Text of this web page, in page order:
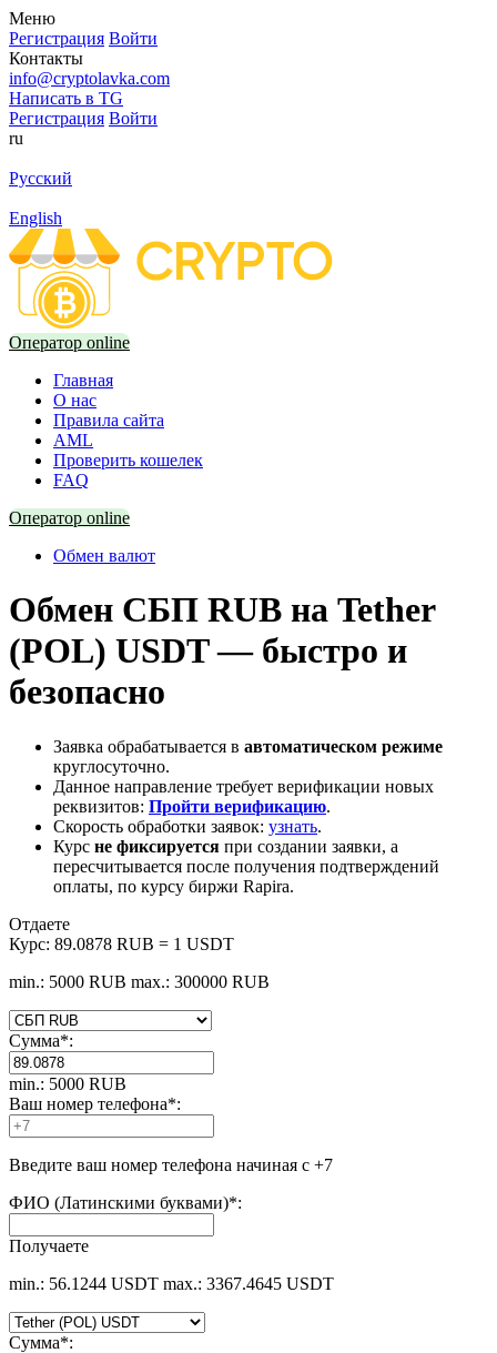
Меню
Регистрация Войти
Контакты
info@cryptolavka.com
Написать в TG
Регистрация Войти
ru
Русский
English
Оператор online
Главная
О нас
Правила сайта
AML
Проверить кошелек
FAQ
Оператор online
Обмен валют
Обмен СБП RUB на Tether
(POL) USDT — быстро и
безопасно
Заявка обрабатывается в автоматическом режиме
круглосуточно.
Данное направление требует верификации новых
реквизитов: Пройти верификацию.
Скорость обработки заявок: узнать.
Курс не фиксируется при создании заявки, а
пересчитывается после получения подтверждений
оплаты, по курсу биржи Rapira.
Отдаете
Курс: 89.0878 RUB = 1 USDT
min.: 5000 RUB max.: 300000 RUB
Сумма*:
min.: 5000 RUB
Ваш номер телефона*:
Введите ваш номер телефона начиная с +7
ФИО (Латинскими буквами)*:
Получаете
min.: 56.1244 USDT max.: 3367.4645 USDT
Сумма*: